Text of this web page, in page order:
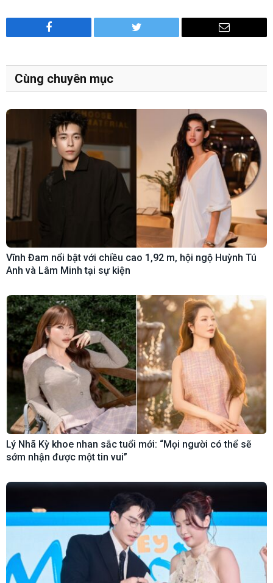
Facebook Twitter Email
Cùng chuyên mục
Vĩnh Đam nổi bật với chiều cao 1,92 m, hội ngộ Huỳnh Tú
Anh và Lâm Minh tại sự kiện
Lý Nhã Kỳ khoe nhan sắc tuổi mới: “Mọi người có thể sẽ
sớm nhận được một tin vui”